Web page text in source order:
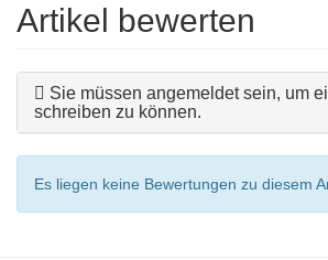
Artikel bewerten
Sie müssen angemeldet sein, um
schreiben zu können.
Es liegen keine Bewertungen zu diesem